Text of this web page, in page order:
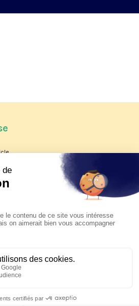
reportages d'été 2026 de KTO
visite pastorale du pape Léon
à Assise à suivre sur KTO le
6 août
en Uruguay, Argentine et
du 6 au 17 novembre 2026